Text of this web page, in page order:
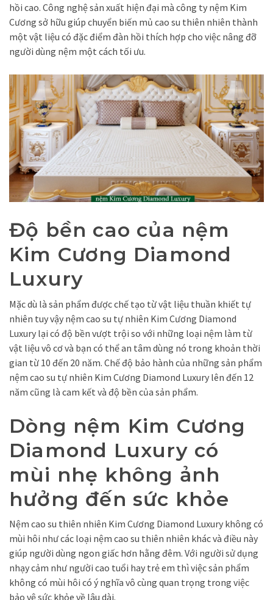
hồi cao. Công nghệ sản xuất hiện đại mà công ty nệm Kim
Cương sở hữu giúp chuyển biến mủ cao su thiên nhiên thành
một vật liệu có đặc điểm đàn hồi thích hợp cho việc nâng đỡ
người dùng nệm một cách tối ưu.
Độ bền cao của nệm
Kim Cương Diamond
Luxury
Mặc dù là sản phẩm được chế tạo từ vật liệu thuần khiết tự
nhiên tuy vậy nệm cao su tự nhiên Kim Cương Diamond
Luxury lại có độ bền vượt trội so với những loại nệm làm từ
vật liệu vô cơ và bạn có thể an tâm dùng nó trong khoản thời
gian từ 10 đến 20 năm. Chế độ bảo hành của những sản phẩm
nệm cao su tự nhiên Kim Cương Diamond Luxury lên đến 12
năm cũng là cam kết và độ bền của sản phẩm.
Dòng nệm Kim Cương
Diamond Luxury có
mùi nhẹ không ảnh
hưởng đến sức khỏe
Nệm cao su thiên nhiên Kim Cương Diamond Luxury không có
mùi hôi như các loại nệm cao su thiên nhiên khác và điều này
giúp người dùng ngon giấc hơn hằng đêm. Với người sử dụng
nhạy cảm như người cao tuổi hay trẻ em thì việc sản phẩm
không có mùi hôi có ý nghĩa vô cùng quan trọng trong việc
bảo vệ sức khỏe về lâu dài.